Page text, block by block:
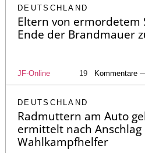
DEUTSCHLAND
Eltern von
Ende der Brandmauer
JF-Online 19 Kommentare
DEUTSCHLAND
Radmuttern am Auto
ermittelt nach Anschlag
Wahlkampfhelfer